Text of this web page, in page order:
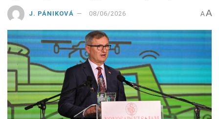
J. PÁNIKOVÁ 08/06/2026 A A